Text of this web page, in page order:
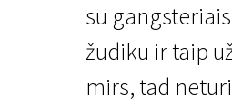
su
žudiku ir taip
mirs, tad